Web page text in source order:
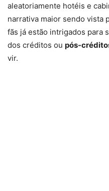
aleatoriamente hotéis e
narrativa maior sendo vista
fãs já estão intrigados para
dos créditos ou pós-
vir.